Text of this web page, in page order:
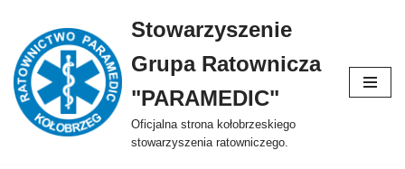
Przejdź
do
treści
Stowarzyszenie
Grupa Ratownicza
"PARAMEDIC"
Oficjalna strona kołobrzeskiego
stowarzyszenia ratowniczego.